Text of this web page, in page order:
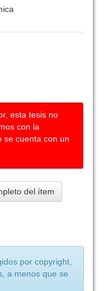
esta tesis no
con la
se cuenta con un
del ítem
por copyright,
a menos que se